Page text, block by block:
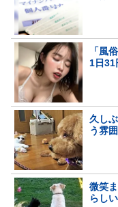
「風
1日31
久し
う雰
微笑
らし